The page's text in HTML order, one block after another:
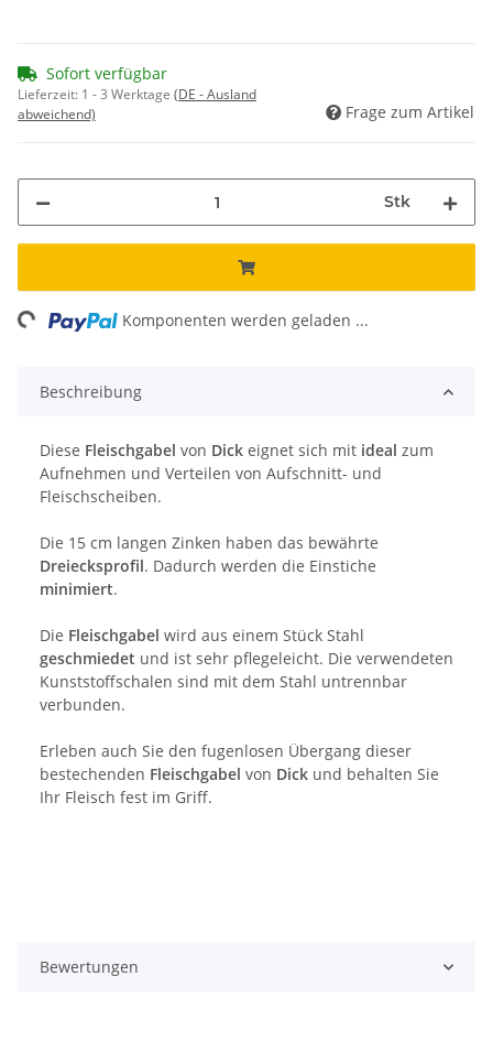
Sofort verfügbar
Lieferzeit: 1 - 3 Werktage (DE - Ausland
abweichend)
Frage zum Artikel
Stk
Komponenten werden geladen ...
Beschreibung
Diese Fleischgabel von Dick eignet sich mit ideal zum
Aufnehmen und Verteilen von Aufschnitt- und
Fleischscheiben.
Die 15 cm langen Zinken haben das bewährte
Dreiecksprofil. Dadurch werden die Einstiche
minimiert.
Die Fleischgabel wird aus einem Stück Stahl
geschmiedet und ist sehr pflegeleicht. Die verwendeten
Kunststoffschalen sind mit dem Stahl untrennbar
verbunden.
Erleben auch Sie den fugenlosen Übergang dieser
bestechenden Fleischgabel von Dick und behalten Sie
Ihr Fleisch fest im Griff.
Bewertungen